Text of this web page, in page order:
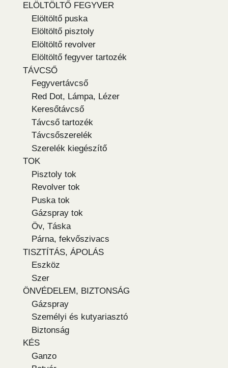
ELÖLTÖLTŐ FEGYVER
Elöltöltő puska
Elöltöltő pisztoly
Elöltöltő revolver
Elöltöltő fegyver tartozék
TÁVCSŐ
Fegyvertávcső
Red Dot, Lámpa, Lézer
Keresőtávcső
Távcső tartozék
Távcsőszerelék
Szerelék kiegészítő
TOK
Pisztoly tok
Revolver tok
Puska tok
Gázspray tok
Öv, Táska
Párna, fekvőszivacs
TISZTÍTÁS, ÁPOLÁS
Eszköz
Szer
ÖNVÉDELEM, BIZTONSÁG
Gázspray
Személyi és kutyariasztó
Biztonság
KÉS
Ganzo